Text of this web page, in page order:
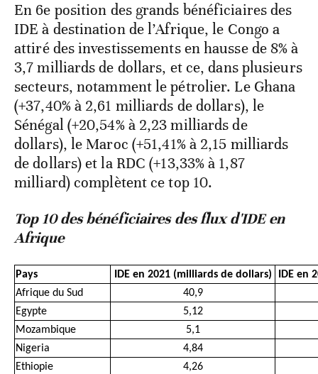
En 6e position des grands bénéficiaires des
IDE à destination de l’Afrique, le Congo a
attiré des investissements en hausse de 8% à
3,7 milliards de dollars, et ce, dans plusieurs
secteurs, notamment le pétrolier. Le Ghana
(+37,40% à 2,61 milliards de dollars), le
Sénégal (+20,54% à 2,23 milliards de
dollars), le Maroc (+51,41% à 2,15 milliards
de dollars) et la RDC (+13,33% à 1,87
milliard) complètent ce top 10.
Top 10 des bénéficiaires des flux d'IDE en
Afrique
Pays IDE en 2021 (milliards de dollars)
IDE en
Afrique du Sud
40,9
Egypte
5,12
Mozambique
5,1
Nigeria
4,84
Ethiopie
4,26